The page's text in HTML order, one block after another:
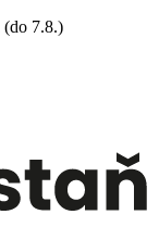
(do 7.8.)